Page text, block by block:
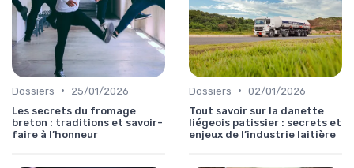
Dossiers •
25/01/2026
Les secrets du fromage
breton : traditions et savoir-
faire à l’honneur
Dossiers • 02/01/2026
Tout savoir sur la danette
liégeois patissier : secrets et
enjeux de l’industrie laitière